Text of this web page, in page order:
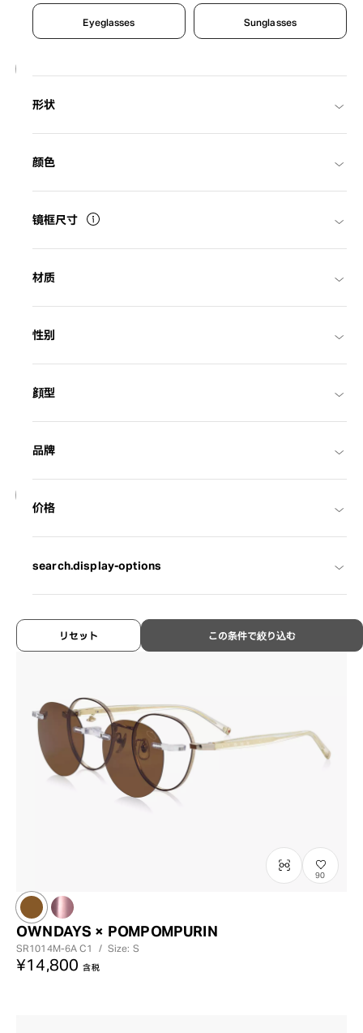
Eyeglasses Sunglasses
形状
颜色
镜框尺寸
材质
性别
顔型
品牌
价格
search.display-options
この条件で絞り込む
リセット
8
OWNDAYS | SUN
¥8,800
OWNDAYS | SUN
SUN1089M-6SC1 / Size: L
90
OWNDAYS × POMPOMPURIN
SR1014M-6AC1 / Size: S
¥14,800 含税